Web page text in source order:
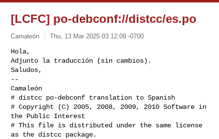
[LCFC] po-debconf://distcc/es.po
Camaleón Thu, 13 Mar 2025 03:12:09 -0700
Hola,
Adjunto la traducción (sin cambios).
Saludos,
--
Camaleón
# distcc po-debconf translation to Spanish
# Copyright (C) 2005, 2008, 2009, 2010 Software in
the Public Interest
# This file is distributed under the same license
as the distcc package.